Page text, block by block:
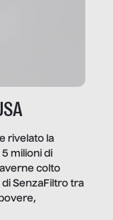
rivelato la
milioni di
colto
SenzaFiltro tra